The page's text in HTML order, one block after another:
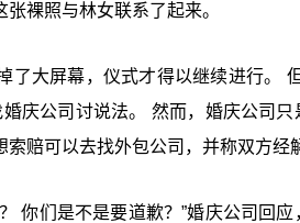
裸照与林女联系了起来。
了大屏幕，仪式才得以继续进行。
庆公司讨说法。 然而，婚庆公司
赔可以去找外包公司，并称双方经
你们是不是要道歉？”婚庆公司回